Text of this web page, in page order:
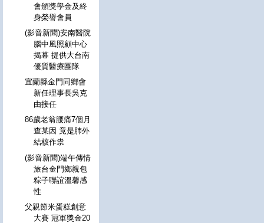
會頒獎學金及終
身榮譽會員
(影音新聞)安南醫院
腦中風照顧中心
揭幕 提供大台南
優質醫療團隊
宜蘭縣金門同鄉會
新任理事長吳克
由接任
86歲老翁腰痛7個月
查某因 竟是肺外
結核作祟
(影音新聞)端午傳情
旅台金門鄉親包
粽子聯誼溫馨感
性
父親節米蛋糕創意
大賽 冠軍獎金20